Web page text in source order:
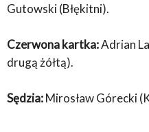
Gutowski (Błękitni).
Czerwona kartka:Adrian
drugą żółtą).
Sędzia:Mirosław Górecki